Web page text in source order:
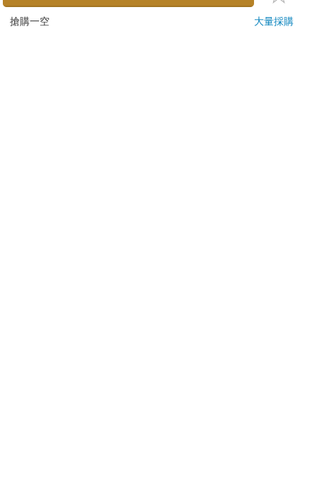
若非上列種類商品，均享有到貨7天的猶豫期（含例假
搶購一空 大量採購